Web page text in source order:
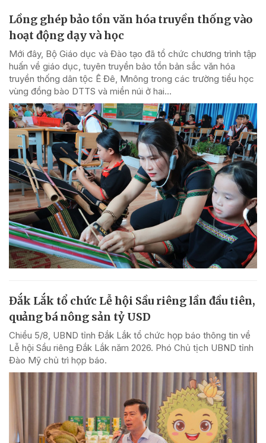
Lồng ghép bảo tồn văn hóa truyền thống vào
hoạt động dạy và học
Mới đây, Bộ Giáo dục và Đào tạo đã tổ chức chương trình tập
huấn về giáo dục, tuyên truyền bảo tồn bản sắc văn hóa
truyền thống dân tộc Ê Đê, Mnông trong các trường tiểu học
vùng đồng bào DTTS và miền núi ở hai...
Đắk Lắk tổ chức Lễ hội Sầu riêng lần đầu tiên,
quảng bá nông sản tỷ USD
Chiều 5/8, UBND tỉnh Đắk Lắk tổ chức họp báo thông tin về
Lễ hội Sầu riêng Đắk Lắk năm 2026. Phó Chủ tịch UBND tỉnh
Đào Mỹ chủ trì họp báo.